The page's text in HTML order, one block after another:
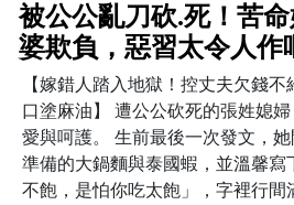
被公公亂刀砍.死！苦
婆欺負，惡習太令人作
【嫁錯人踏入地獄！控丈夫欠錢
口塗麻油】 遭公公砍死的張姓媳
愛與呵護。 生前最後一次發文，
準備的大鍋麵與泰國蝦，並溫馨寫
不飽，是怕你吃太飽」，字裡行間